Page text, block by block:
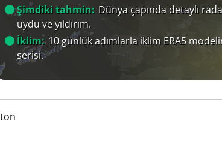
Şimdiki tahmin: Dünya çapında detaylı
uydu ve yıldırım.
İklim: 10 günlük adımlarla iklim ERA5
serisi.